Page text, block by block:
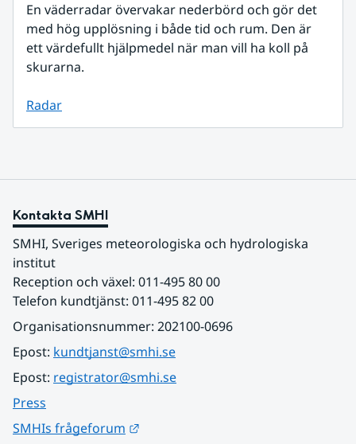
En väderradar övervakar nederbörd och gör det
med hög upplösning i både tid och rum. Den är
ett värdefullt hjälpmedel när man vill ha koll på
skurarna.
Radar
Kontakta SMHI
SMHI, Sveriges meteorologiska och hydrologiska
institut
Reception och växel: 011-495 80 00
Telefon kundtjänst: 011-495 82 00
Organisationsnummer: 202100-0696
Epost: kundtjanst@smhi.se
Epost: registrator@smhi.se
Press
SMHIs frågeforum